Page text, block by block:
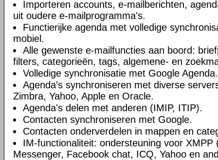
Importeren accounts, e-mailberichten,
uit oudere e-mailprogramma's.
Functierijke agenda met volledige
mobiel.
Alle gewenste e-mailfuncties aan boord:
filters, categorieën, tags, algemene- en
Volledige synchronisatie met Google Agenda.
Agenda's synchroniseren met diverse
Zimbra, Yahoo, Apple en Oracle.
Agenda's delen met anderen (IMIP, ITIP).
Contacten synchroniseren met Google.
Contacten onderverdelen in mappen en
IM-functionaliteit: ondersteuning voor XMPP
Messenger, Facebook chat, ICQ, Yahoo en